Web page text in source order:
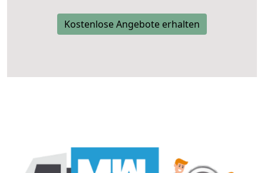
Kostenlose Angebote erhalten